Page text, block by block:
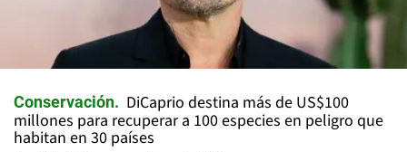
Conservación
DiCaprio destina más de US$100
millones para recuperar a 100 especies en peligro que
habitan en 30 países